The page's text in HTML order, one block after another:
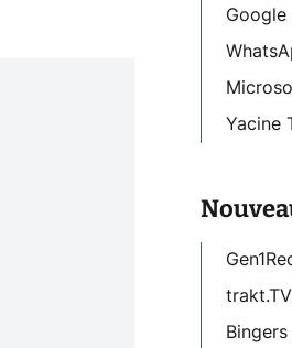
Google
Yacine
trakt.TV
Bingers